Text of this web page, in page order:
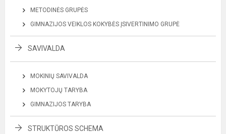
METODINĖS GRUPĖS
GIMNAZIJOS VEIKLOS KOKYBĖS ĮSIVERTINIMO GRUPĖ
SAVIVALDA
MOKINIŲ SAVIVALDA
MOKYTOJŲ TARYBA
GIMNAZIJOS TARYBA
STRUKTŪROS SCHEMA